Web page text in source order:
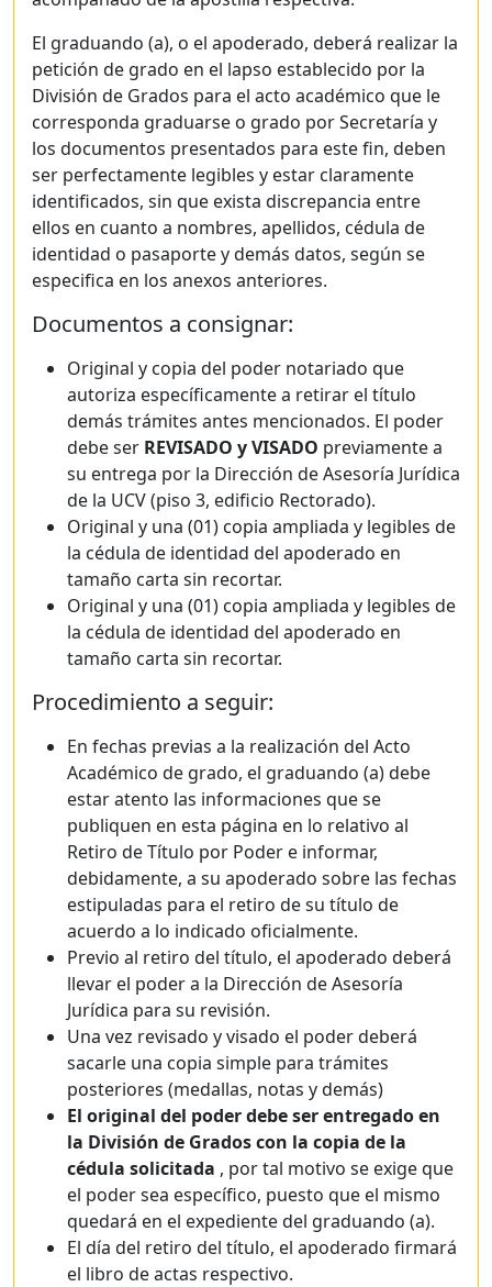
El graduando (a), o el apoderado, deberá realizar la
petición de grado en el lapso establecido por la
División de Grados para el acto académico que le
corresponda graduarse o grado por Secretaría y
los documentos presentados para este fin, deben
ser perfectamente legibles y estar claramente
identificados, sin que exista discrepancia entre
ellos en cuanto a nombres, apellidos, cédula de
identidad o pasaporte y demás datos, según se
especifica en los anexos anteriores.
Documentos a consignar:
Original y copia del poder notariado que
autoriza específicamente a retirar el título
demás trámites antes mencionados. El poder
debe ser REVISADO y VISADO previamente a
su entrega por la Dirección de Asesoría Jurídica
de la UCV (piso 3, edificio Rectorado).
Original y una (01) copia ampliada y legibles de
la cédula de identidad del apoderado en
tamaño carta sin recortar.
Original y una (01) copia ampliada y legibles de
la cédula de identidad del apoderado en
tamaño carta sin recortar.
Procedimiento a seguir:
En fechas previas a la realización del Acto
Académico de grado, el graduando (a) debe
estar atento las informaciones que se
publiquen en esta página en lo relativo al
Retiro de Título por Poder e informar,
debidamente, a su apoderado sobre las fechas
estipuladas para el retiro de su título de
acuerdo a lo indicado oficialmente.
Previo al retiro del título, el apoderado deberá
llevar el poder a la Dirección de Asesoría
Jurídica para su revisión.
Una vez revisado y visado el poder deberá
sacarle una copia simple para trámites
posteriores (medallas, notas y demás)
El original del poder debe ser entregado en
la División de Grados con la copia de la
cédula solicitada , por tal motivo se exige que
el poder sea específico, puesto que el mismo
quedará en el expediente del graduando (a).
El día del retiro del título, el apoderado firmará
el libro de actas respectivo.